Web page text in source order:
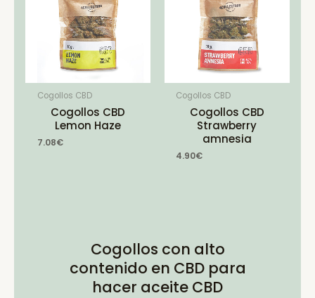
Cogollos CBD
Cogollos CBD
Lemon Haze
7.08€
Cogollos CBD
Cogollos CBD
Strawberry
amnesia
4.90€
Cogollos con alto
contenido en CBD para
hacer aceite CBD